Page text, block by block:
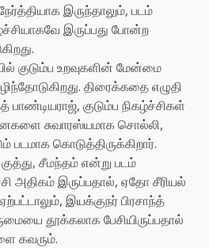
இருந்தாலும், படம்
இருப்பது போன்ற
குடும்ப உறவுகளின் மேன்மை
திரைக்கதை எழுதி
பாண்டியராஜ், குடும்ப நிகழ்ச்சிகள்
சுவாரஸ்யமாக சொல்லி,
கொடுத்திருக்கிறார்.
சீமந்தம் என்று படம்
அதிகம் இருப்பதால், ஏதோ சீரியல்
இயக்குநர் பிரசாந்த்
தூக்கலாக பேசியிருப்பதால்
கவரும்.